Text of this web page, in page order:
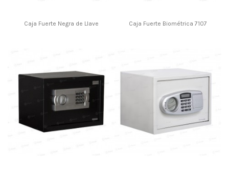
Caja Fuerte Negra de Llave Caja Fuerte Biométrica 7107